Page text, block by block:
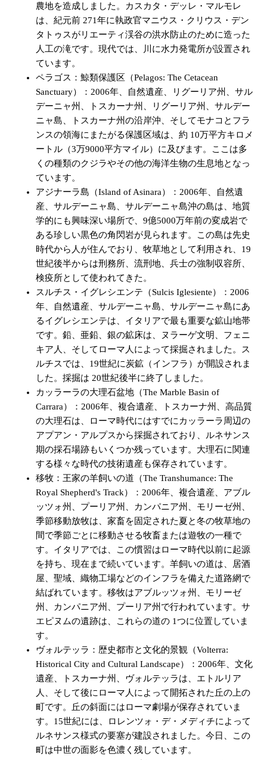
農地を造成しました。カスカタ・デッレ・マルモレ
は、紀元前 271年に執政官マニウス・クリウス・デン
タトゥスがリエーティ渓谷の洪水防止のために造った
人工の滝です。現代では、川に水力発電所が設置され
ています。
ペラゴス：鯨類保護区（Pelagos: The Cetacean
Sanctuary）：2006年、自然遺産、リグーリア州、サル
デーニャ州、トスカーナ州、リグーリア州、サルデー
ニャ島、トスカーナ州の沿岸沖、そしてモナコとフラ
ンスの領海にまたがる保護区域は、約 10万平方キロメ
ートル（3万9000平方マイル）に及びます。ここは多
くの種類のクジラやその他の海洋生物の生息地となっ
ています。
アジナーラ島（Island of Asinara）：2006年、自然遺
産、サルデーニャ島、サルデーニャ島沖の島は、地質
学的にも興味深い場所で、9億5000万年前の変成岩で
ある珍しい黒色の角閃岩が見られます。この島は先史
時代から人が住んでおり、牧草地として利用され、19
世紀後半からは刑務所、流刑地、兵士の強制収容所、
検疫所として使われてきた。
スルチス・イグレシエンテ（Sulcis Iglesiente）：2006
年、自然遺産、サルデーニャ島、サルデーニャ島にあ
るイグレシエンテは、イタリアで最も重要な鉱山地帯
です。鉛、亜鉛、銀の鉱床は、ヌラーゲ文明、フェニ
キア人、そしてローマ人によって採掘されました。ス
ルチスでは、19世紀に炭鉱（インフラ）が開設されま
した。採掘は 20世紀後半に終了しました。
カッラーラの大理石盆地（The Marble Basin of
Carrara）：2006年、複合遺産、トスカーナ州、高品質
の大理石は、ローマ時代にはすでにカッラーラ周辺の
アプアン・アルプスから採掘されており、ルネサンス
期の採石場跡もいくつか残っています。大理石に関連
する様々な時代の技術遺産も保存されています。
移牧：王家の羊飼いの道（The Transhumance: The
Royal Shepherd's Track）：2006年、複合遺産、アブル
ッツォ州、プーリア州、カンパニア州、モリーゼ州、
季節移動放牧は、家畜を固定された夏と冬の牧草地の
間で季節ごとに移動させる牧畜または遊牧の一種で
す。イタリアでは、この慣習はローマ時代以前に起源
を持ち、現在まで続いています。羊飼いの道は、居酒
屋、聖域、織物工場などのインフラを備えた道路網で
結ばれています。移牧はアブルッツォ州、モリーゼ
州、カンパニア州、プーリア州で行われています。サ
エピヌムの遺跡は、これらの道の 1つに位置していま
す。
ヴォルテッラ：歴史都市と文化的景観（Volterra:
Historical City and Cultural Landscape）：2006年、文化
遺産、トスカーナ州、ヴォルテッラは、エトルリア
人、そして後にローマ人によって開拓された丘の上の
町です。丘の斜面にはローマ劇場が保存されていま
す。15世紀には、ロレンツォ・デ・メディチによって
ルネサンス様式の要塞が建設されました。今日、この
町は中世の面影を色濃く残しています。